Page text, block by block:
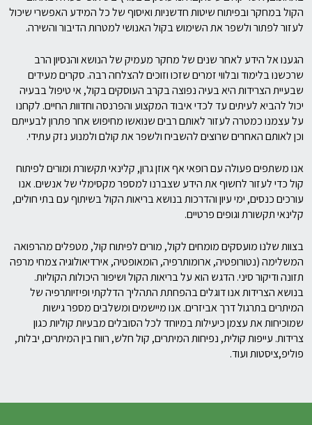
הקול במחקר ובפיתוח שיטות חדשניות ואיסוף של כל המידע האפשרי שיכול
לעזור לפתור ולשפר את השימוש בקול האנושי למטרות הדיבור והשירה.
הגענו אל הידע לאחר שנים של מחקר מעמיק של הנושא והנסיון הרב
שרכשנו בלימוד ובלווי זמרים שזכו וזוכים להצלחה רבה. סקרים מעידים
שבעיית הצרידות היא בעיה נפוצה בקרב העוסקים בקול, אי טיפול בבעיה
יכול להביא לעיתים עד לכדי איבוד המקצוע והפרנסה וחדוות החיים. לקחנו
על עצמנו כמטרה לעזור לאותם רבים שנואשו מחיפוש אחר פתרון לבעייתם
וכן לאותם האחרים שרוצים להשביח ולשפר את קולם ולמנוע נזק עתידי.
אנו משתפים פעולה עם רופאי אף אוזן גרון, קלינאי תקשורת ומורים לפיתוח
קול כדי לעזור לחשוף את הידע שצברנו למספר מקסימלי של אנשים. אנו
עורכים כנסים, ימי עיון והדרכות בנושא בריאות הקול בשיתוף עם בתי חולים,
קלינאי תקשורת וגופים פרטיים.
בצוות שלנו מועסקים מומחים לקול, מורים לפיתוח קול, מטפלים מהרפואה
המשלימה (נטורופטיה, ארומותרפיה, הומאופטיה, אירדיאולוגיה צמחי מרפה
תזונה ודיקור סיני. הדגש הוא על בריאות הקול ושיפור היכולות הקוליות.
בנושא הצרידות אנו דוגלים בהפחתת התהליך הדלקתי ופיזיותרפיה של
המיתרים בתרגול דרך אביזרים. אנו מיישמים ומשלבים מספר גישות
שמוכיחות את עצמן כיעילות במיוחד לכל הסובלים מבעיות קוליות כגון
צרידות. עייפות קולית, נפיחות המיתרים, קול חלש, רווח בין המיתרים, יבלות,
פוליפ,ציסטות ועוד.